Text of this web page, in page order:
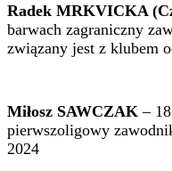
Radek MRKVICKA
barwach zagraniczny
związany jest z klubem
Miłosz SAWCZAK –
pierwszoligowy
2024